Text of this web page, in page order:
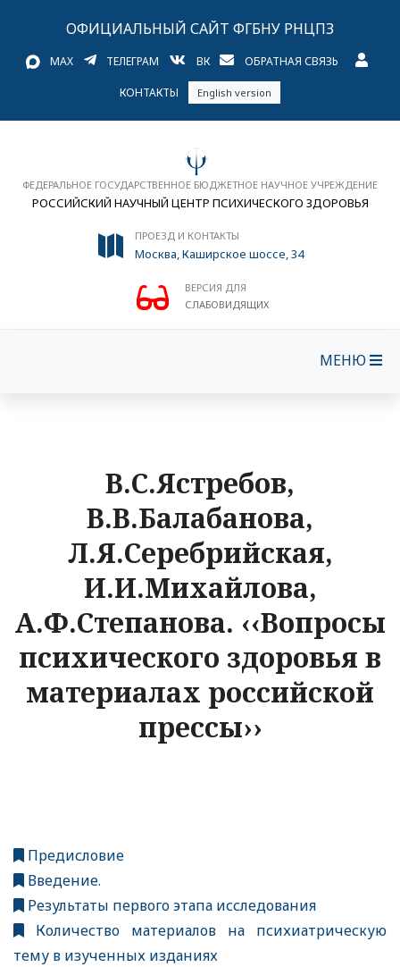
ОФИЦИАЛЬНЫЙ САЙТ ФГБНУ РНЦПЗ
MAX ТЕЛЕГРАМ ВК ОБРАТНАЯ СВЯЗЬ
КОНТАКТЫ English version
ФЕДЕРАЛЬНОЕ ГОСУДАРСТВЕННОЕ БЮДЖЕТНОЕ НАУЧНОЕ УЧРЕЖДЕНИЕ
РОССИЙСКИЙ НАУЧНЫЙ ЦЕНТР ПСИХИЧЕСКОГО ЗДОРОВЬЯ
ПРОЕЗД И КОНТАКТЫ
Москва, Каширское шоссе, 34
ВЕРСИЯ ДЛЯ
СЛАБОВИДЯЩИХ
МЕНЮ
В.С.Ястребов,
В.В.Балабанова,
Л.Я.Серебрийская,
И.И.Михайлова,
А.Ф.Степанова. ‹‹Вопросы
психического здоровья в
материалах российской
прессы››
Предисловие
Введение.
Результаты первого этапа исследования
Количество материалов на психиатрическую
тему в изученных изданиях